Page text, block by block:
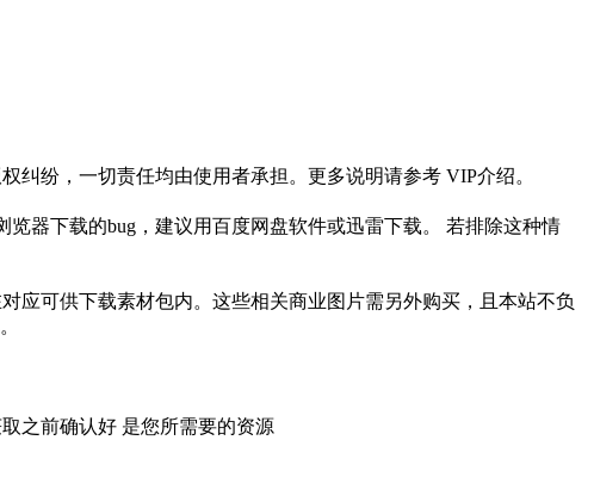
纷，一切责任均由使用者承担。更多说明请参考 VIP介绍。
器下载的bug，建议用百度网盘软件或迅雷下载。 若排除这种情
应可供下载素材包内。这些相关商业图片需另外购买，且本站不负
之前确认好 是您所需要的资源